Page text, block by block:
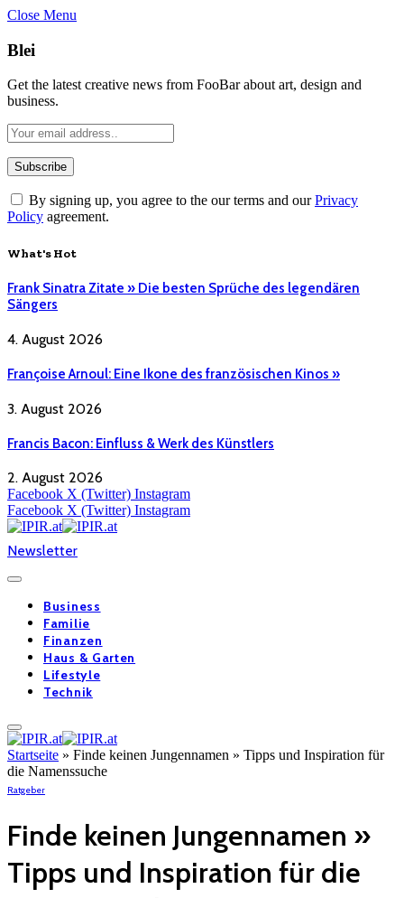
Close Menu
Blei
Get the latest creative news from FooBar about art, design and
business.
By signing up, you agree to the our terms and ourPrivacy
Policy agreement.
What's Hot
Frank Sinatra Zitate » Die besten Sprüche des legendären
Sängers
4. August 2026
Françoise Arnoul: Eine Ikone des französischen Kinos »
3. August 2026
Francis Bacon: Einfluss & Werk des Künstlers
2. August 2026
Facebook X (Twitter) Instagram
Facebook X (Twitter) Instagram
Newsletter
Business
Familie
Finanzen
Haus & Garten
Lifestyle
Technik
Startseite » Finde keinen Jungennamen » Tipps und Inspiration für
die Namenssuche
Ratgeber
Finde keinen Jungennamen »
Tipps und Inspiration für die